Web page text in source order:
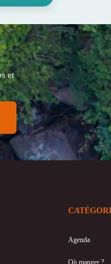
et
Agenda
Où manger ?